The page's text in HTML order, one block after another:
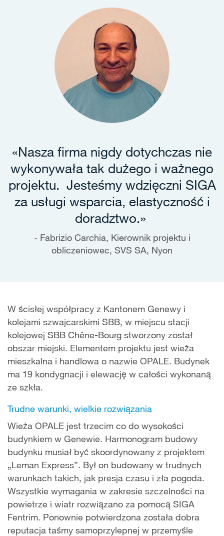
«Nasza firma nigdy dotychczas nie
wykonywała tak dużego i ważnego
projektu. Jesteśmy wdzięczni SIGA
za usługi wsparcia, elastyczność i
doradztwo.»
Fabrizio Carchia, Kierownik projektu i
obliczeniowec, SVS SA, Nyon
W ścisłej współpracy z Kantonem Genewy i
kolejami szwajcarskimi SBB, w miejscu stacji
kolejowej SBB Chêne-Bourg stworzony został
obszar miejski. Elementem projektu jest wieża
mieszkalna i handlowa o nazwie OPALE. Budynek
ma 19 kondygnacji i elewację w całości wykonaną
ze szkła.
Trudne warunki, wielkie rozwiązania
Wieża OPALE jest trzecim co do wysokości
budynkiem w Genewie. Harmonogram budowy
budynku musiał być skoordynowany z projektem
„Leman Express”. Był on budowany w trudnych
warunkach takich, jak presja czasu i zła pogoda.
Wszystkie wymagania w zakresie szczelności na
powietrze i wiatr rozwiązano za pomocą SIGA
Fentrim. Ponownie potwierdzona została dobra
reputacja taśmy samoprzylepnej w przemyśle